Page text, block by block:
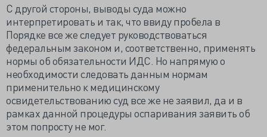
С другой стороны, выводы суда можно
интерпретировать и так, что ввиду пробела в
Порядке все же следует руководствоваться
федеральным законом и, соответственно, применять
нормы об обязательности ИДС. Но напрямую о
необходимости следовать данным нормам
применительно к медицинскому
освидетельствованию суд все же не заявил, да и в
рамках данной процедуры оспаривания заявить об
этом попросту не мог.